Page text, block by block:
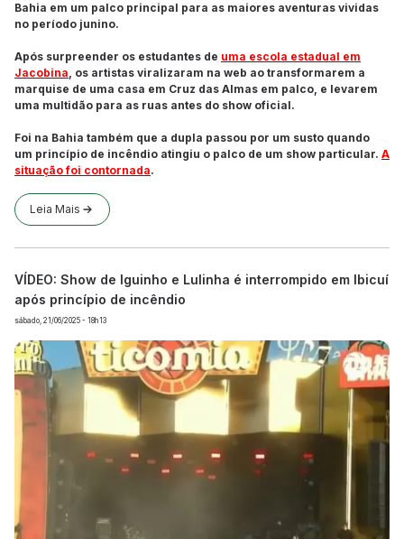
Bahia em um palco principal para as maiores aventuras vividas
no período junino.
Após surpreender os estudantes de uma escola estadual em
Jacobina, os artistas viralizaram na web ao transformarem a
marquise de uma casa em Cruz das Almas em palco, e levarem
uma multidão para as ruas antes do show oficial.
Foi na Bahia também que a dupla passou por um susto quando
um princípio de incêndio atingiu o palco de um show particular. A
situação foi contornada.
Leia Mais
VÍDEO: Show de Iguinho e Lulinha é interrompido em Ibicuí
após princípio de incêndio
sábado, 21/06/2025 - 18h13